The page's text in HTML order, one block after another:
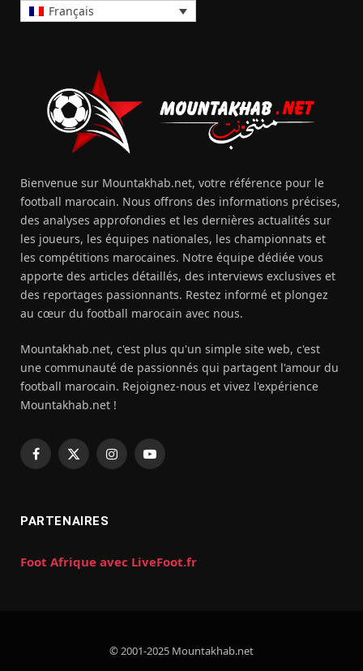
Français
Bienvenue sur Mountakhab.net, votre référence pour le
football marocain. Nous offrons des informations précises,
des analyses approfondies et les dernières actualités sur
les joueurs, les équipes nationales, les championnats et
les compétitions marocaines. Notre équipe dédiée vous
apporte des articles détaillés, des interviews exclusives et
des reportages passionnants. Restez informé et plongez
au cœur du football marocain avec nous.
Mountakhab.net, c'est plus qu'un simple site web, c'est
une communauté de passionnés qui partagent l'amour du
football marocain. Rejoignez-nous et vivez l'expérience
Mountakhab.net !
Facebook
X
InstagramYouTube
PARTENAIRES
Foot Afrique avec LiveFoot.fr
© 2001-2025 Mountakhab.net